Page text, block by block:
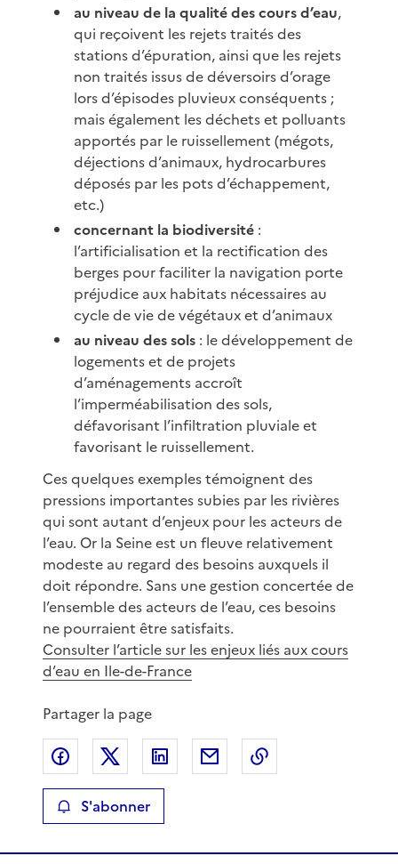
au niveau de la qualité des cours d’eau,
qui reçoivent les rejets traités des
stations d’épuration, ainsi que les rejets
non traités issus de déversoirs d’orage
lors d’épisodes pluvieux conséquents ;
mais également les déchets et polluants
apportés par le ruissellement (mégots,
déjections d’animaux, hydrocarbures
déposés par les pots d’échappement,
etc.)
concernant la biodiversité :
l’artificialisation et la rectification des
berges pour faciliter la navigation porte
préjudice aux habitats nécessaires au
cycle de vie de végétaux et d’animaux
au niveau des sols : le développement de
logements et de projets
d’aménagements accroît
l’imperméabilisation des sols,
défavorisant l’infiltration pluviale et
favorisant le ruissellement.
Ces quelques exemples témoignent des
pressions importantes subies par les rivières
qui sont autant d’enjeux pour les acteurs de
l’eau. Or la Seine est un fleuve relativement
modeste au regard des besoins auxquels il
doit répondre. Sans une gestion concertée de
l’ensemble des acteurs de l’eau, ces besoins
ne pourraient être satisfaits.
Consulter l’article sur les enjeux liés aux cours
d’eau en Ile-de-France
Partager la page
Partager sur Facebook
Partager sur XPartager sur LinkedIn
Partager par email
S'abonner